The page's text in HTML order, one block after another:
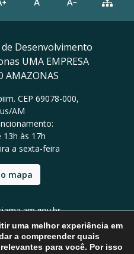
Desenvolvimento
UMA EMPRESA
AMAZONAS
CEP 69078-000,
AM
13h às 17h
a sexta-feira
mapa
9999
uma melhor experiência em
a compreender quais
para você. Por isso